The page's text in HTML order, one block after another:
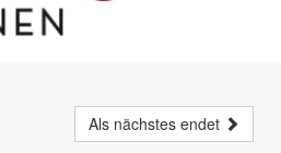
Als nächstes endet